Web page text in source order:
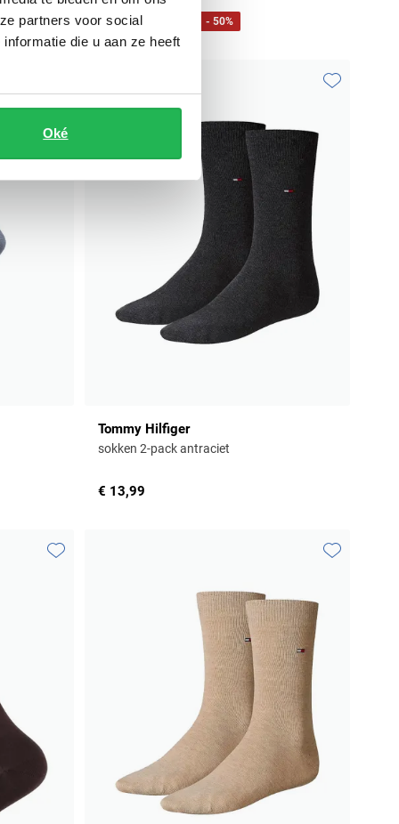
partners voor social
die u aan ze heeft
Oké
€ 17,00 - 50%
Tommy Hilfiger
sokken 2-pack antraciet
€ 13,99